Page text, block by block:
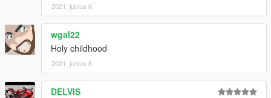
2021. június 6.
wgal22
Holy childhood
2021. június 8.
DELVIS